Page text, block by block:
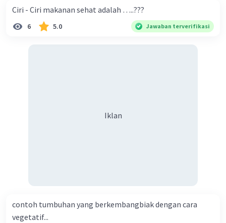
Ciri - Ciri makanan sehat adalah …..???
6 5.0 Jawaban terverifikasi
Iklan
contoh tumbuhan yang berkembangbiak dengan cara
vegetatif...